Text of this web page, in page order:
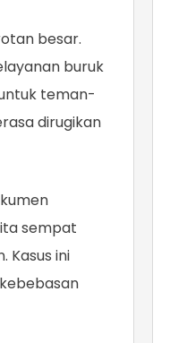
besar.
buruk
teman-
dirugikan
sempat
Kasus ini